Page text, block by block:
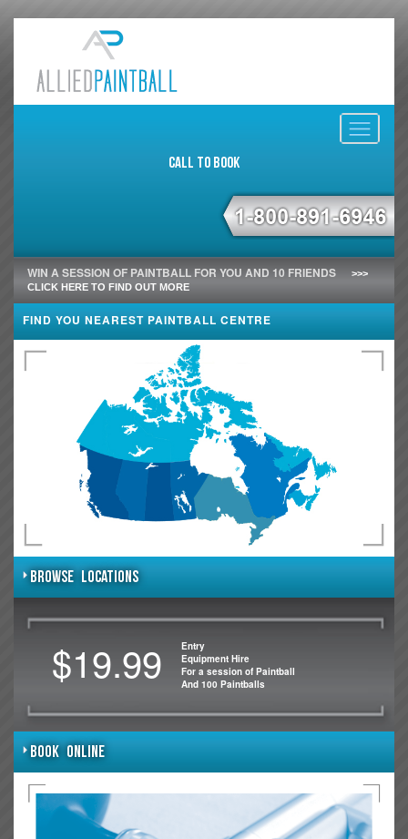
Toggle
Call to Book
WIN A SESSION OF PAINTBALL FOR YOU AND 10 FRIENDS
>>>
CLICK HERE TO FIND OUT MORE
FIND YOU NEAREST PAINTBALL CENTRE
BROWSE LOCATIONS
$19.99
Entry
Equipment Hire
For a session of Paintball
And 100 Paintballs
BOOK ONLINE